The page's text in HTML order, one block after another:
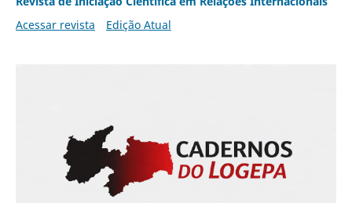
Acessar revista
Edição Atual